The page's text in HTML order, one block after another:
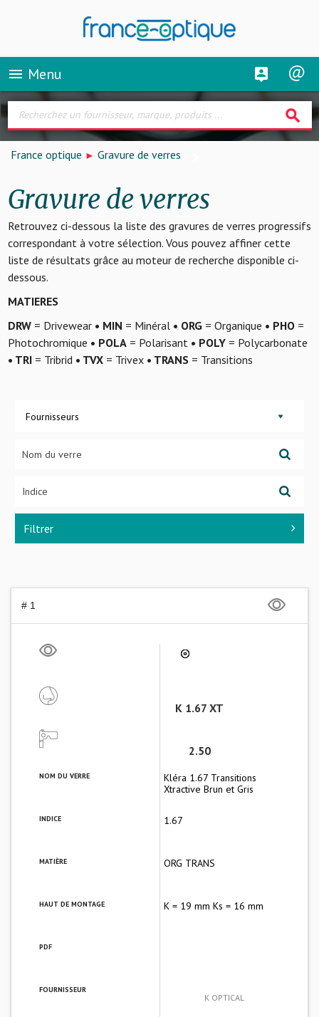
menu Menu
search
France optique Gravure de verres
Gravure de verres
Retrouvez ci-dessous la liste des gravures de verres progressifs
correspondant à votre sélection. Vous pouvez affiner cette
liste de résultats grâce au moteur de recherche disponible ci-
dessous.
MATIERES
DRW= Drivewear • MIN = Minéral • ORG= Organique • PHO=
Photochromique • POLA= Polarisant • POLY= Polycarbonate
• TRI= Tribrid • TVX= Trivex • TRANS= Transitions
Fournisseurs
Filtrer
# 1
K 1.67 XT
2.50
NOM DU VERRE
Kléra 1.67 Transitions
Xtractive Brun et Gris
INDICE 1.67
MATIÈRE ORG TRANS
HAUT DE MONTAGE K = 19 mm Ks = 16 mm
PDF
FOURNISSEUR
K OPTICAL